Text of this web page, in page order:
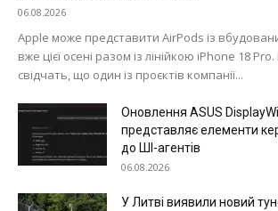
06.08.2026
Apple може представити AirPods із
вже цієї осені разом із лінійкою iPhone 18 Pro.
свідчать, що один із проєктів компанії...
Оновлення ASUS
представляє елементи
до ШІ-агентів
06.08.2026
У Литві виявили новий